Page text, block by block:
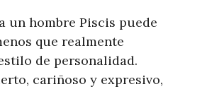
un hombre Piscis puede
que realmente
de personalidad.
cariñoso y expresivo,